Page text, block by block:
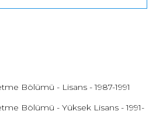
Bölümü - Lisans - 1987-1991
Bölümü - Yüksek Lisans - 1991-